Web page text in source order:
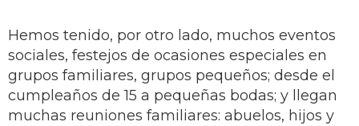
Hemos tenido, por otro lado, muchos eventos
sociales, festejos de ocasiones especiales en
grupos familiares, grupos pequeños; desde el
cumpleaños de 15 a pequeñas bodas; y llegan
muchas reuniones familiares: abuelos, hijos y